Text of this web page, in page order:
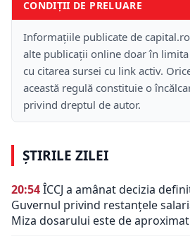
CONDIȚII DE PRELUARE
Informațiile publicate de
alte publicații online doar în limita
cu citarea sursei cu link activ.
această regulă constituie o
privind dreptul de autor.
ȘTIRILE ZILEI
20:54ÎCCJ a amânat decizia
Guvernul privind restanțele
Miza dosarului este de